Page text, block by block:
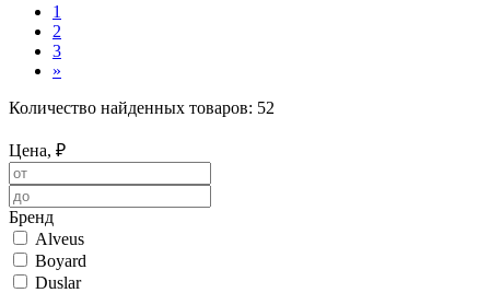
1
2
3
»
Количество найденных товаров: 52
Цена, ₽
Бренд
Alveus
Boyard
Duslar